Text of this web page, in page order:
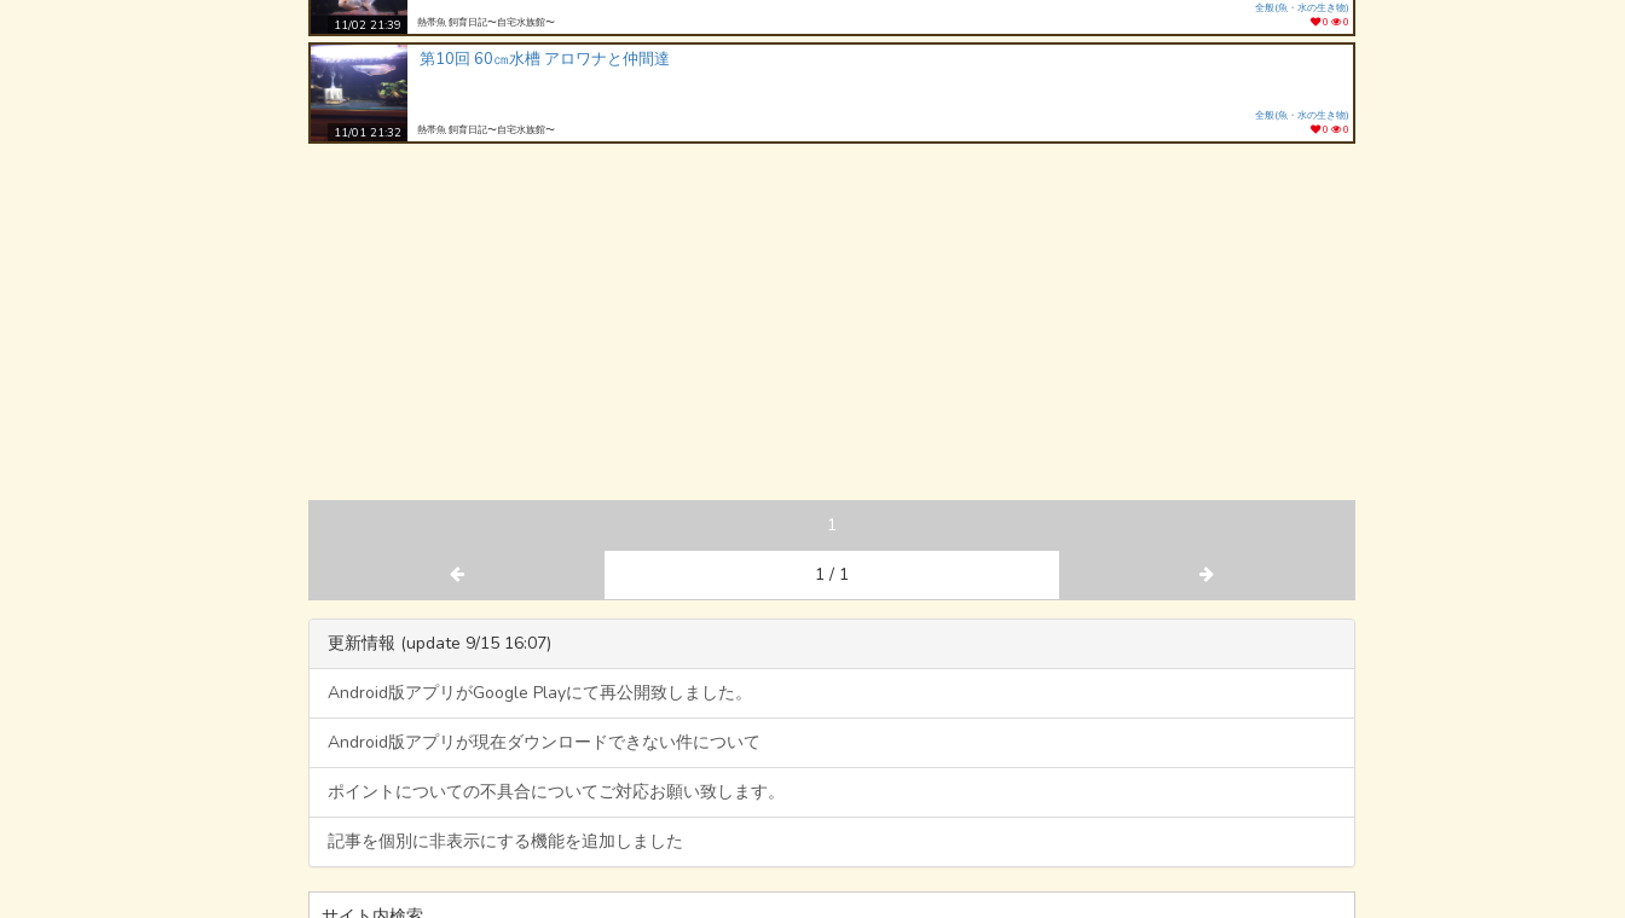
11/02 21:39 熱帯魚 飼育日記〜自宅水族館〜
全般(魚・水の生き物)
0
0
11/01 21:32
第10回 60㎝水槽 アロワナと仲間達
熱帯魚 飼育日記〜自宅水族館〜
全般(魚・水の生き物)
0
0
1
1 / 1
更新情報 (update 9/15 16:07)
Android版アプリがGoogle Playにて再公開致しました。
Android版アプリが現在ダウンロードできない件について
ポイントについての不具合についてご対応お願い致します。
記事を個別に非表示にする機能を追加しました